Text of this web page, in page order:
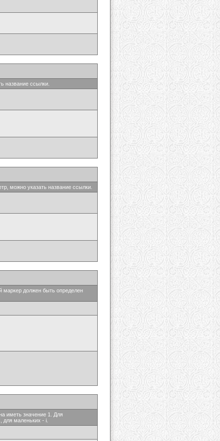
название ссылки.
можно указать название ссылки.
маркер должен быть определен
иметь значение 1. Для
маленьких - i.